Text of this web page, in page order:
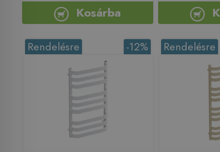
Kosárba
-12%
Rendelésre Rendelésre